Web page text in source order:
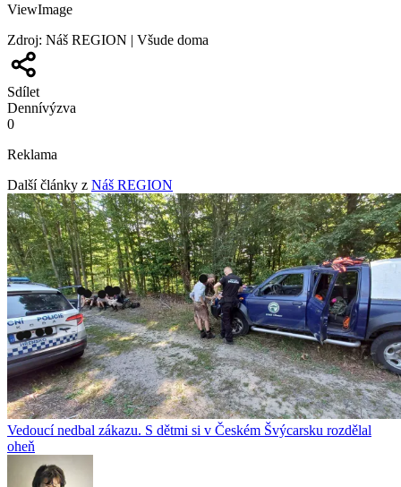
ViewImage
Zdroj: Náš REGION | Všude doma
Sdílet
Dennívýzva
0
Reklama
Další články z Náš REGION
Vedoucí nedbal zákazu. S dětmi si v Českém Švýcarsku rozdělal
oheň